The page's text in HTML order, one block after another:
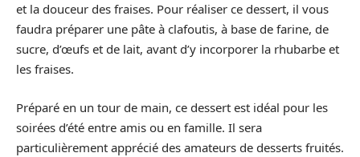
et la douceur des fraises. Pour réaliser ce dessert, il vous
faudra préparer une pâte à clafoutis, à base de farine, de
sucre, d’œufs et de lait, avant d’y incorporer la rhubarbe et
les fraises.
Préparé en un tour de main, ce dessert est idéal pour les
soirées d’été entre amis ou en famille. Il sera
particulièrement apprécié des amateurs de desserts fruités.